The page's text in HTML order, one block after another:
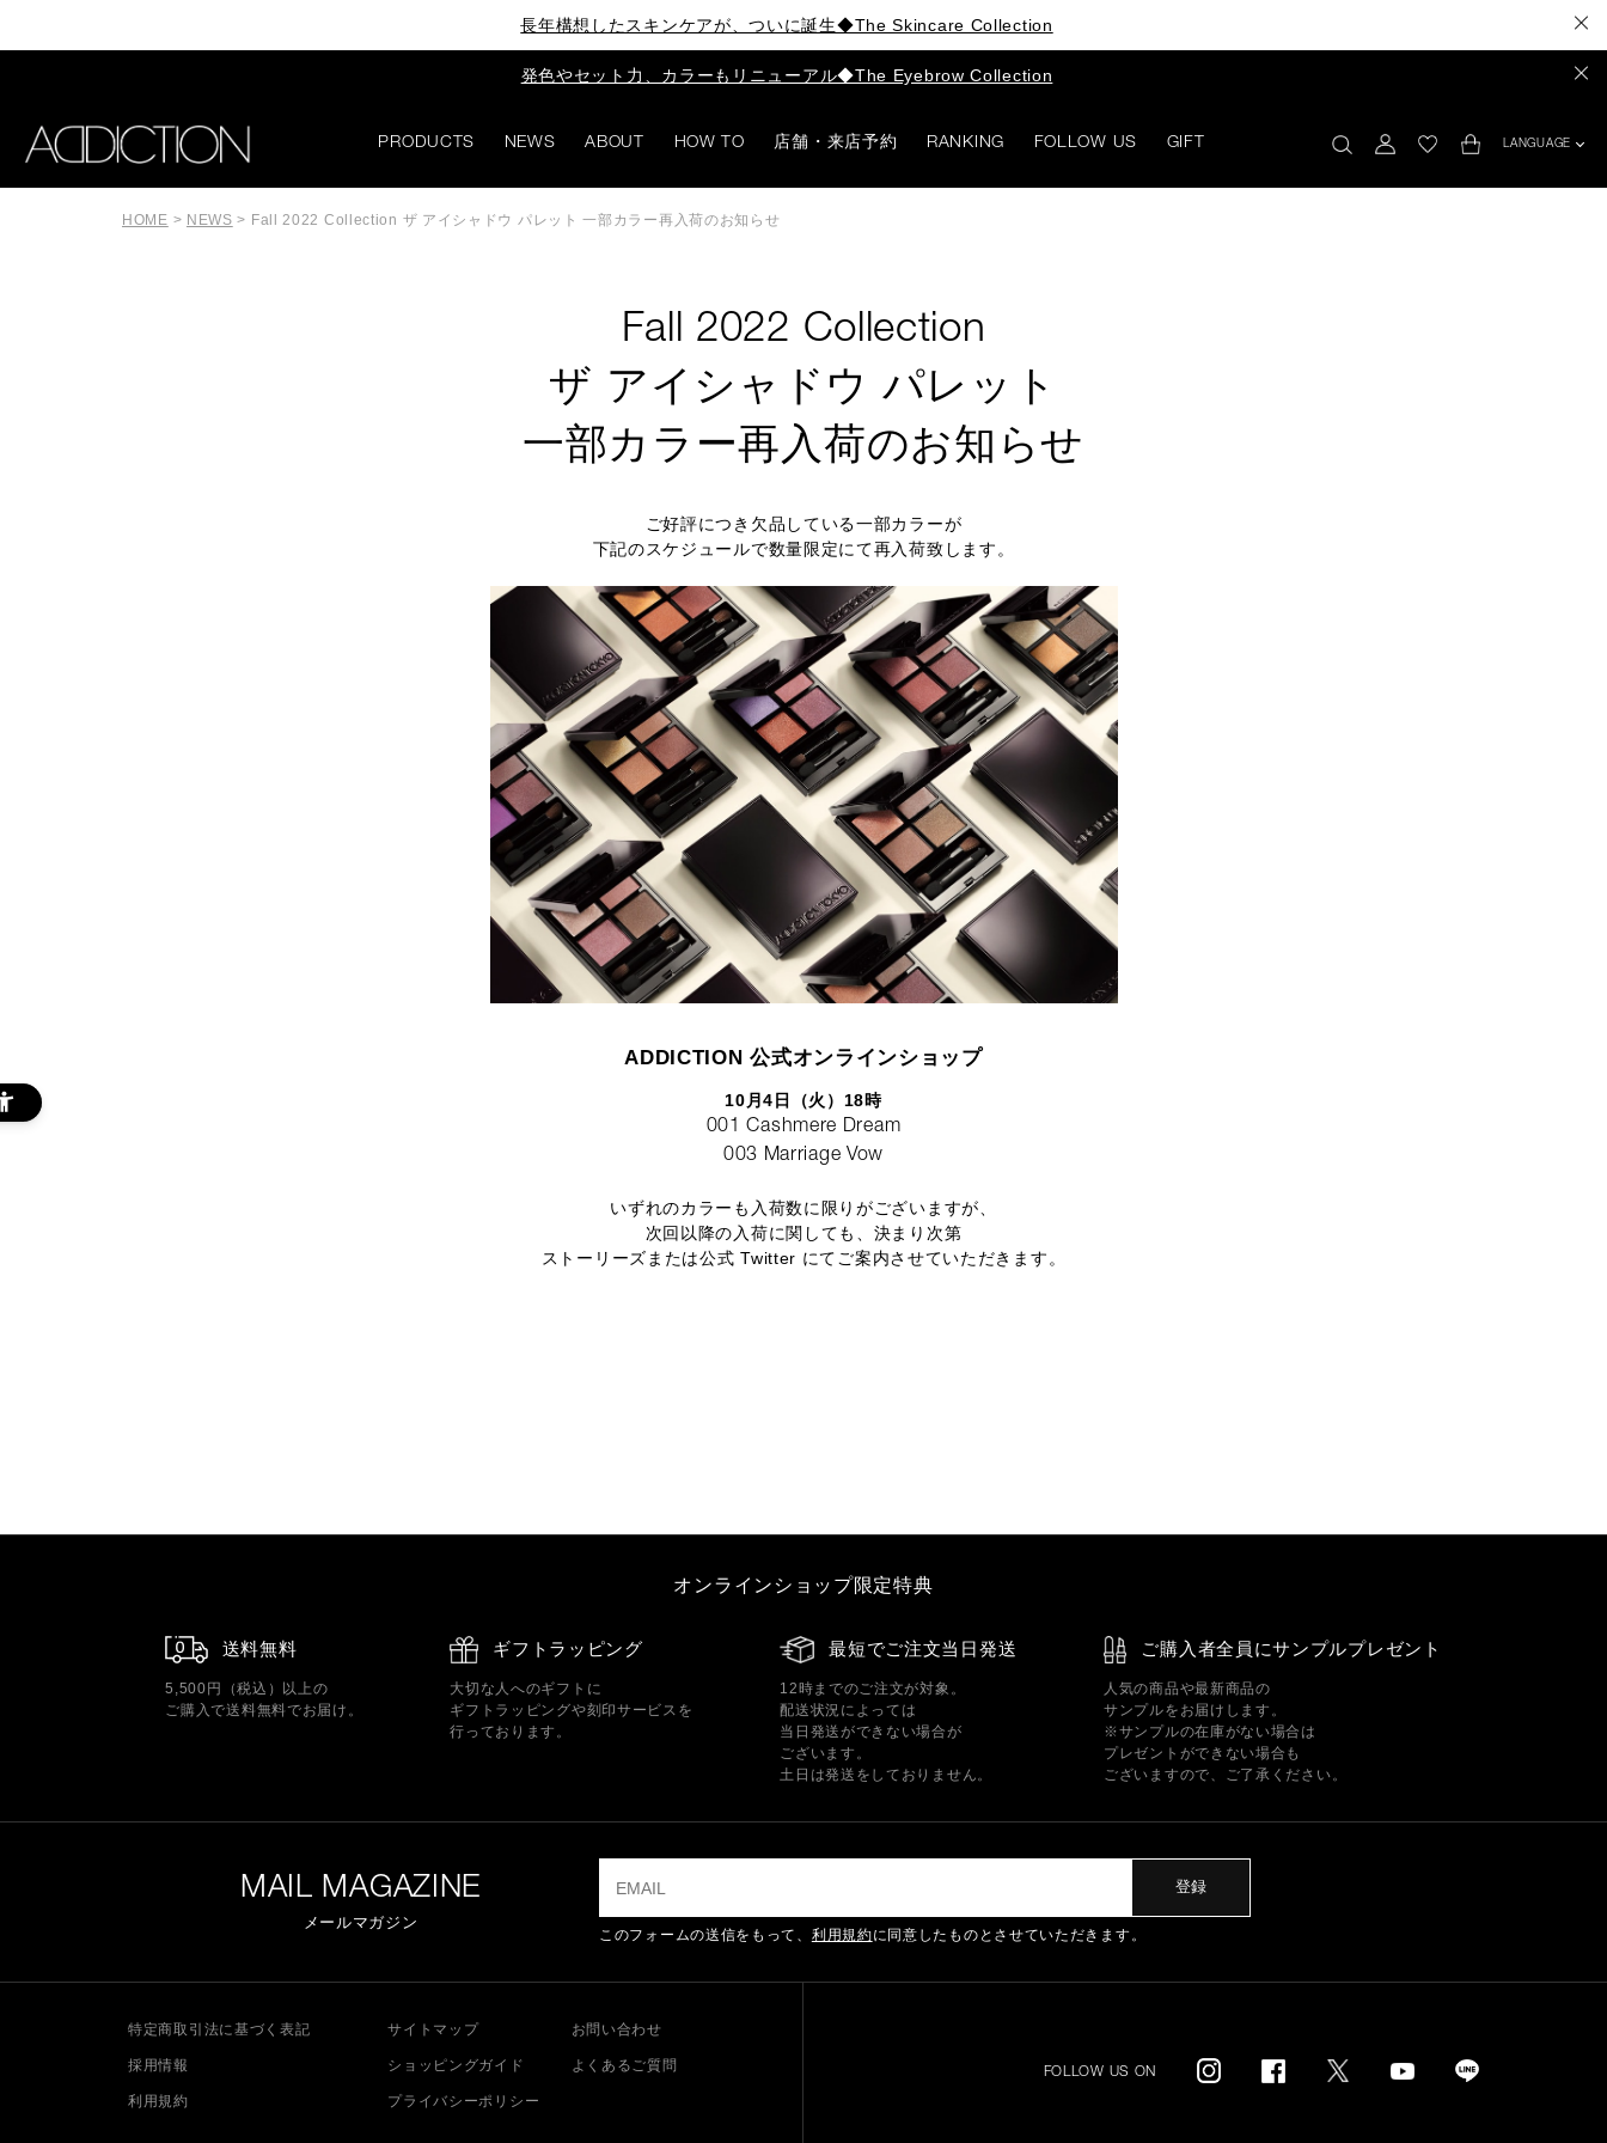
長年構想したスキンケアが、ついに誕生◆The Skincare Collection
発色やセット力、カラーもリニューアル◆The Eyebrow Collection
PRODUCTS NEWS ABOUT HOW TO 店舗・来店予約 RANKING FOLLOW US GIFT LANGUAGE
HOME > NEWS > Fall 2022 Collection ザ アイシャドウ パレット 一部カラー再入荷のお知らせ
Fall 2022 Collection
ザ アイシャドウ パレット
一部カラー再入荷のお知らせ
ご好評につき欠品している一部カラーが
下記のスケジュールで数量限定にて再入荷致します。
ADDICTION 公式オンラインショップ
10月4日（火）18時
001 Cashmere Dream
003 Marriage Vow
いずれのカラーも入荷数に限りがございますが、
次回以降の入荷に関しても、決まり次第
ストーリーズまたは公式 Twitter にてご案内させていただきます。
オンラインショップ限定特典
送料無料
5,500円（税込）以上の
ご購入で送料無料でお届け。
ギフトラッピング
大切な人へのギフトに
ギフトラッピングや刻印サービスを
行っております。
最短でご注文当日発送
12時までのご注文が対象。
配送状況によっては
当日発送ができない場合が
ございます。
土日は発送をしておりません。
ご購入者全員にサンプルプレゼント
人気の商品や最新商品の
サンプルをお届けします。
※サンプルの在庫がない場合は
プレゼントができない場合も
ございますので、ご了承ください。
MAIL MAGAZINE
メールマガジン
登録
このフォームの送信をもって、 利用規約に同意したものとさせていただきます。
特定商取引法に基づく表記 サイトマップ お問い合わせ
採用情報 ショッピングガイド よくあるご質問
利用規約 プライバシーポリシー
FOLLOW US ON